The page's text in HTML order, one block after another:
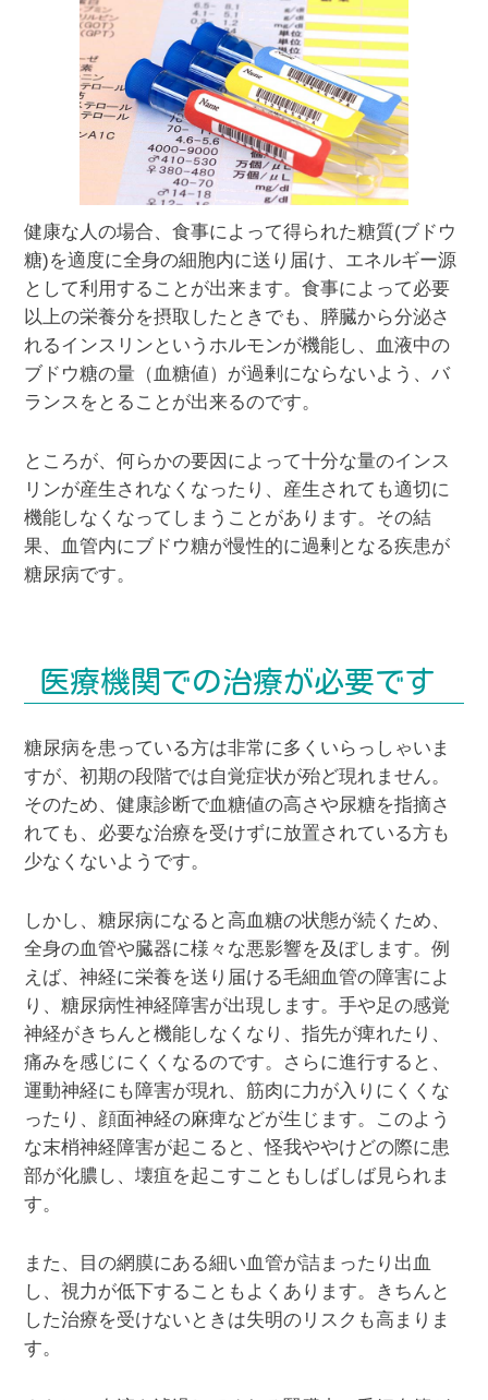
健康な人の場合、食事によって得られた糖質(ブドウ
糖)を適度に全身の細胞内に送り届け、エネルギー源
として利用することが出来ます。食事によって必要
以上の栄養分を摂取したときでも、膵臓から分泌さ
れるインスリンというホルモンが機能し、血液中の
ブドウ糖の量（血糖値）が過剰にならないよう、バ
ランスをとることが出来るのです。
ところが、何らかの要因によって十分な量のインス
リンが産生されなくなったり、産生されても適切に
機能しなくなってしまうことがあります。その結
果、血管内にブドウ糖が慢性的に過剰となる疾患が
糖尿病です。
医療機関での治療が必要です
糖尿病を患っている方は非常に多くいらっしゃいま
すが、初期の段階では自覚症状が殆ど現れません。
そのため、健康診断で血糖値の高さや尿糖を指摘さ
れても、必要な治療を受けずに放置されている方も
少なくないようです。
しかし、糖尿病になると高血糖の状態が続くため、
全身の血管や臓器に様々な悪影響を及ぼします。例
えば、神経に栄養を送り届ける毛細血管の障害によ
り、糖尿病性神経障害が出現します。手や足の感覚
神経がきちんと機能しなくなり、指先が痺れたり、
痛みを感じにくくなるのです。さらに進行すると、
運動神経にも障害が現れ、筋肉に力が入りにくくな
ったり、顔面神経の麻痺などが生じます。このよう
な末梢神経障害が起こると、怪我ややけどの際に患
部が化膿し、壊疽を起こすこともしばしば見られま
す。
また、目の網膜にある細い血管が詰まったり出血
し、視力が低下することもよくあります。きちんと
した治療を受けないときは失明のリスクも高まりま
す。